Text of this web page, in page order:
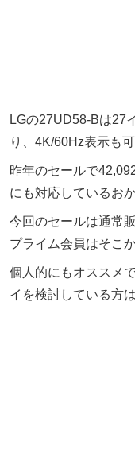
LGの27UD58-Bは27
り、4K/60Hz表示も可
昨年のセールで
にも対応しているお
今回のセールは通常
プライム会員はそこ
個人的にもオススメ
イを検討している方